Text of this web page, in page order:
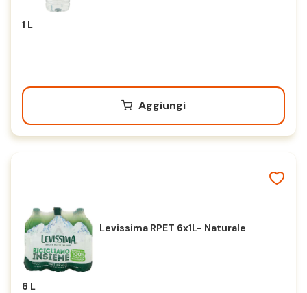
1 L
Aggiungi
Levissima RPET 6x1L- Naturale
6 L